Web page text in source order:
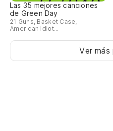
Las 35 mejores canciones
de Green Day
21 Guns, Basket Case,
American Idiot...
Ver más